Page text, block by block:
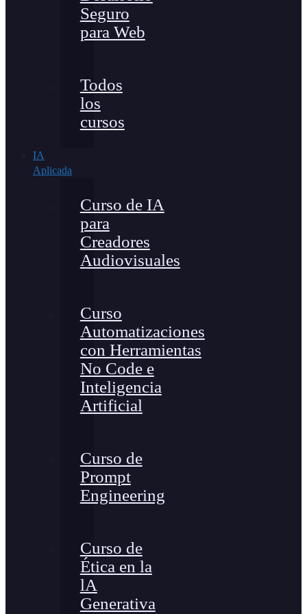
Seguro
para Web
Todos
los
cursos
IA
Aplicada
Curso de IA
para
Creadores
Audiovisuales
Curso
Automatizaciones
con Herramientas
No Code e
Inteligencia
Artificial
Curso de
Prompt
Engineering
Curso de
Ética en la
lA
Generativa